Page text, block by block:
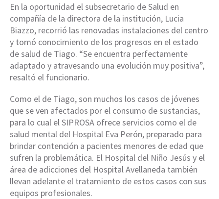
En la oportunidad el subsecretario de Salud en
compañía de la directora de la institución, Lucia
Biazzo, recorrió las renovadas instalaciones del centro
y tomó conocimiento de los progresos en el estado
de salud de Tiago. “Se encuentra perfectamente
adaptado y atravesando una evolución muy positiva”,
resaltó el funcionario.
Como el de Tiago, son muchos los casos de jóvenes
que se ven afectados por el consumo de sustancias,
para lo cual el SIPROSA ofrece servicios como el de
salud mental del Hospital Eva Perón, preparado para
brindar contención a pacientes menores de edad que
sufren la problemática. El Hospital del Niño Jesús y el
área de adicciones del Hospital Avellaneda también
llevan adelante el tratamiento de estos casos con sus
equipos profesionales.